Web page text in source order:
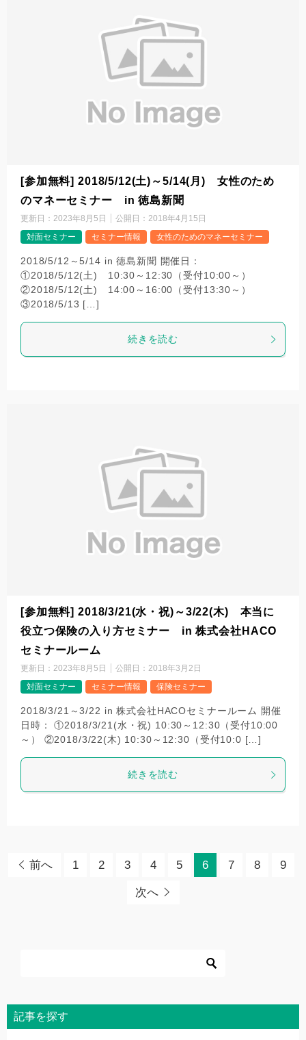
[参加無料] 2018/5/12(土)～5/14(月) 女性のため
のマネーセミナー in 徳島新聞
更新日： 2023年8月5日 公開日： 2018年4月15日
対面セミナー
セミナー情報 女性のためのマネーセミナー
2018/5/12～5/14 in 徳島新聞 開催日：
①2018/5/12(土) 10:30～12:30（受付10:00～）
②2018/5/12(土) 14:00～16:00（受付13:30～）
③2018/5/13 […]
続きを読む
[参加無料] 2018/3/21(水・祝)～3/22(木) 本当に
役立つ保険の入り方セミナー in 株式会社HACO
セミナールーム
更新日： 2023年8月5日 公開日： 2018年3月2日
対面セミナー
セミナー情報 保険セミナー
2018/3/21～3/22 in 株式会社HACOセミナールーム 開催
日時： ①2018/3/21(水・祝) 10:30～12:30（受付10:00
～） ②2018/3/22(木) 10:30～12:30（受付10:0 […]
続きを読む
前へ 1 2 3 4 5 6 7 8 9
次へ
記事を探す